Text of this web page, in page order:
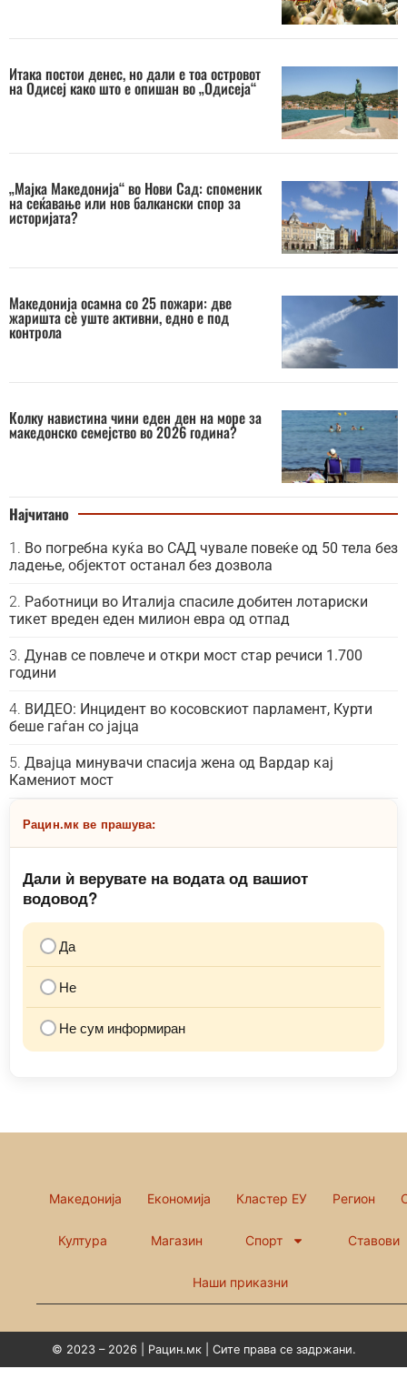
Итака постои денес, но дали е тоа островот
на Одисеј како што е опишан во „Одисеја“
„Мајка Македонија“ во Нови Сад: споменик
на сеќавање или нов балкански спор за
историјата?
Македонија осамна со 25 пожари: две
жаришта сè уште активни, едно е под
контрола
Колку навистина чини еден ден на море за
македонско семејство во 2026 година?
Најчитано
Во погребна куќа во САД чувале повеќе од 50 тела без
ладење, објектот останал без дозвола
Работници во Италија спасиле добитен лотариски
тикет вреден еден милион евра од отпад
Дунав се повлече и откри мост стар речиси 1.700
години
ВИДЕО: Инцидент во косовскиот парламент, Курти
беше гаѓан со јајца
Двајца минувачи спасија жена од Вардар кај
Камениот мост
Рацин.мк ве прашува:
Дали ѝ верувате на водата од вашиот
водовод?
Да
Не
Не сум информиран
Македонија Економија Кластер ЕУ Регион
Култура Магазин Спорт Ставови
Наши приказни
© 2023 – 2026 | Рацин.мк | Сите права се задржани.